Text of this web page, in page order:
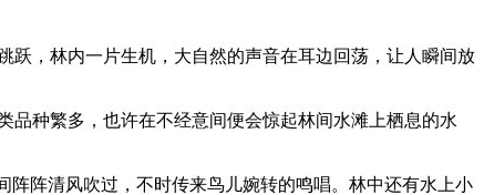
跃，林内一片生机，大自然的声音在耳边回荡，让人瞬间放
品种繁多，也许在不经意间便会惊起林间水滩上栖息的水
阵阵清风吹过，不时传来鸟儿婉转的鸣唱。林中还有水上小